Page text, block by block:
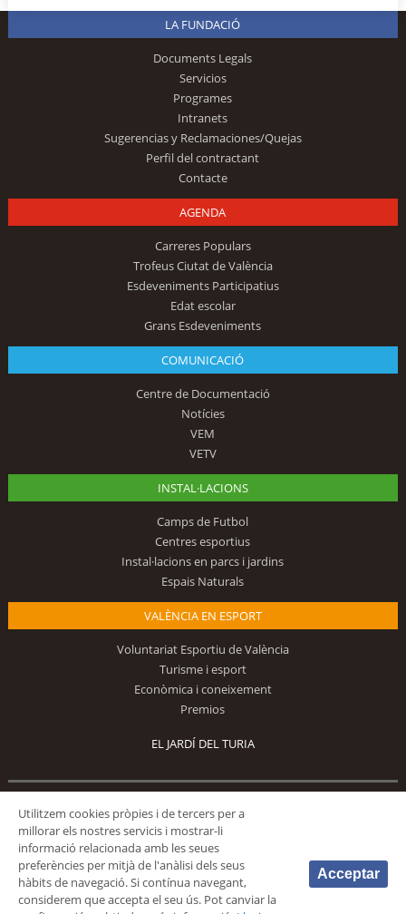
LA FUNDACIÓ
Documents Legals
Servicios
Programes
Intranets
Sugerencias y Reclamaciones/Quejas
Perfil del contractant
Contacte
AGENDA
Carreres Populars
Trofeus Ciutat de València
Esdeveniments Participatius
Edat escolar
Grans Esdeveniments
COMUNICACIÓ
Centre de Documentació
Notícies
VEM
VETV
INSTAL·LACIONS
Camps de Futbol
Centres esportius
Instal·lacions en parcs i jardins
Espais Naturals
VALÈNCIA EN ESPORT
Voluntariat Esportiu de València
Turisme i esport
Econòmica i coneixement
Premios
EL JARDÍ DEL TURIA
Utilitzem cookies pròpies i de tercers per a
millorar els nostres servicis i mostrar-li
informació relacionada amb les seues
preferències per mitjà de l'anàlisi dels seus
hàbits de navegació. Si contínua navegant,
considerem que accepta el seu ús. Pot canviar la
Acceptar